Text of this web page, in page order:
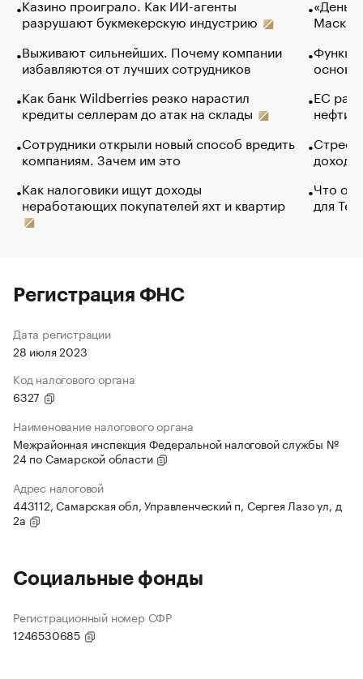
Казино проиграло. Как ИИ-агенты
разрушают букмекерскую индустрию
Выживают сильнейших. Почему компании
избавляются от лучших сотрудников
Как банк Wildberries резко нарастил
кредиты селлерам до атак на склады
Сотрудники открыли новый способ вредить
компаниям. Зачем им это
Как налоговики ищут доходы
неработающих покупателей яхт и квартир
Маск в
основ
ЕС
нефти
Что
для
Регистрация ФНС
Дата регистрации
28 июля 2023
Код налогового органа
6327
Наименование налогового органа
Межрайонная инспекция Федеральной налоговой службы №
24 по Самарской области
Адрес налоговой
443112, Самарская обл, Управленческий п, Сергея Лазо ул, д
2а
Социальные фонды
Регистрационный номер СФР
1246530685